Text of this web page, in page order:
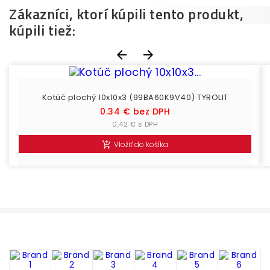
Zákazníci, ktorí kúpili tento produkt,
kúpili tiež:
 
Kotúč plochý 10x10x3 (99BA60K9V40) TYROLIT
Cena
0.34 € bez DPH
0,42 € s DPH
 Vložiť do košíka